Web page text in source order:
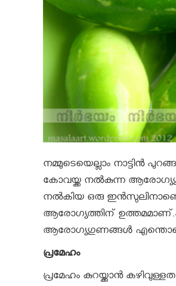
നമ്മുടെയെല്ലാം നാട്ടിൻ
കോവയ്ക്ക നൽകുന്ന
നല്‍കിയ ഒരു
ആരോഗ്യത്തിന്
ആരോഗ്യഗുണങ്ങൾ
പ്രമേഹം
പ്രമേഹം കുറയ്ക്കാന്‍